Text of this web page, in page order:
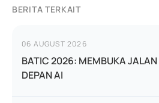
BERITA TERKAIT
06 AUGUST 2026
BATIC 2026: MEMBUKA
DEPAN AI